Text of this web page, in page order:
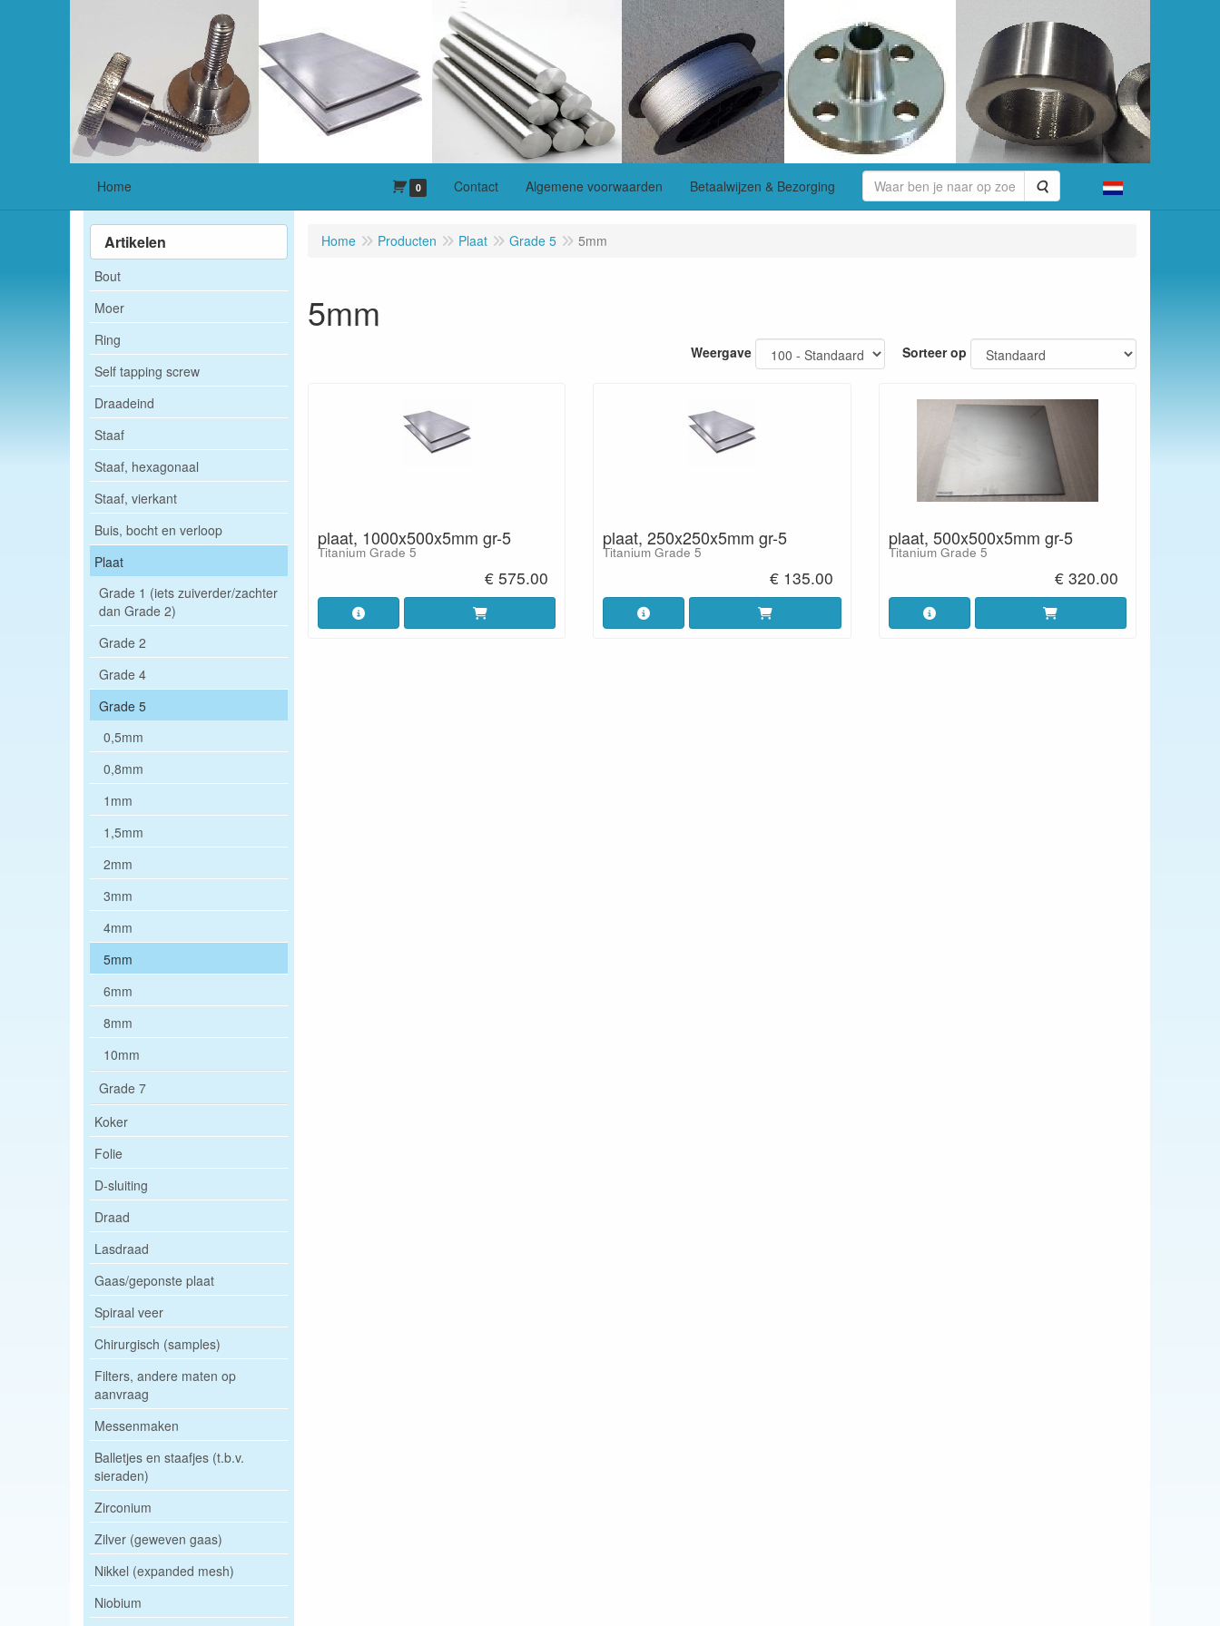
Home 0 Contact Algemene voorwaarden Betaalwijzen & Bezorging Zoeken
Artikelen
Bout
Moer
Ring
Self tapping screw
Draadeind
Staaf
Staaf, hexagonaal
Staaf, vierkant
Buis, bocht en verloop
Plaat
Grade 1 (iets zuiverder/zachter
dan Grade 2)
Grade 2
Grade 4
Grade 5
0,5mm
0,8mm
1mm
1,5mm
2mm
3mm
4mm
5mm
6mm
8mm
10mm
Grade 7
Koker
Folie
D-sluiting
Draad
Lasdraad
Gaas/geponste plaat
Spiraal veer
Chirurgisch (samples)
Filters, andere maten op
aanvraag
Messenmaken
Balletjes en staafjes (t.b.v.
sieraden)
Zirconium
Zilver (geweven gaas)
Nikkel (expanded mesh)
Niobium
Home Producten Plaat Grade 5 5mm
5mm
Weergave Sorteer op
plaat, 1000x500x5mm gr-5
Titanium Grade 5
€ 575.00
plaat, 250x250x5mm gr-5
Titanium Grade 5
€ 135.00
plaat, 500x500x5mm gr-5
Titanium Grade 5
€ 320.00